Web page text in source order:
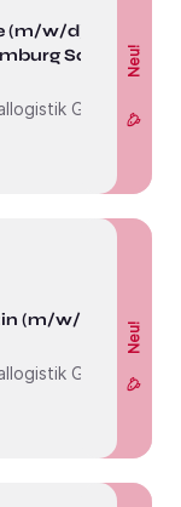
(m/w/d)
Sankt
GmbH
Neu!
(m/w/d) in
GmbH
Neu!